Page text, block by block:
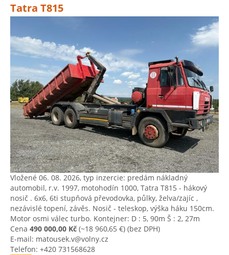
Tatra T815
Vložené 06. 08. 2026, typ inzercie: predám nákladný
automobil, r.v. 1997, motohodín 1000, Tatra T815 - hákový
nosič . 6x6, 6ti stupňová převodovka, půlky, želva/zajíc ,
nezávislé topení, závěs. Nosič - teleskop, výška háku 150cm.
Motor osmi válec turbo. Kontejner: D : 5, 90m Š : 2, 27m
Cena 490 000,00 Kč (~18 960,65 €) (bez DPH)
E-mail: matousek.v@volny.cz
Telefon: +420 731568628